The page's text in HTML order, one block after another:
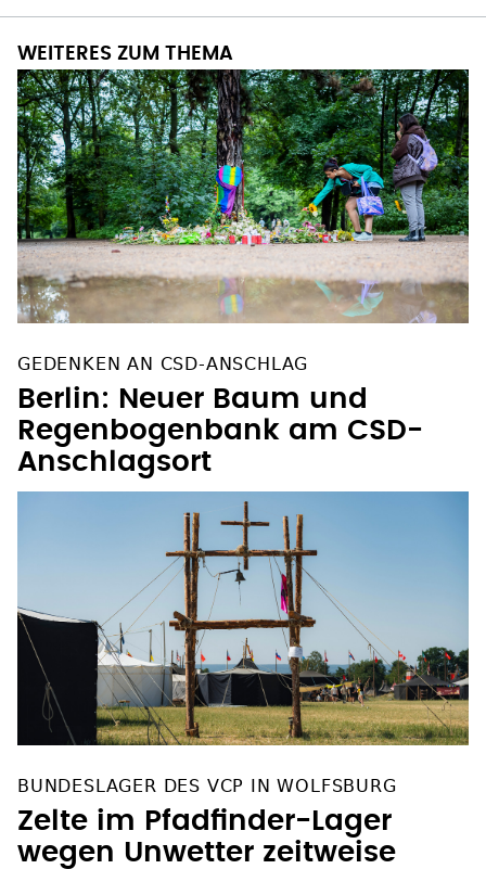
WEITERES ZUM THEMA
GEDENKEN AN CSD-ANSCHLAG
Berlin: Neuer Baum und
Regenbogenbank am CSD-
Anschlagsort
BUNDESLAGER DES VCP IN WOLFSBURG
Zelte im Pfadfinder-Lager
wegen Unwetter zeitweise